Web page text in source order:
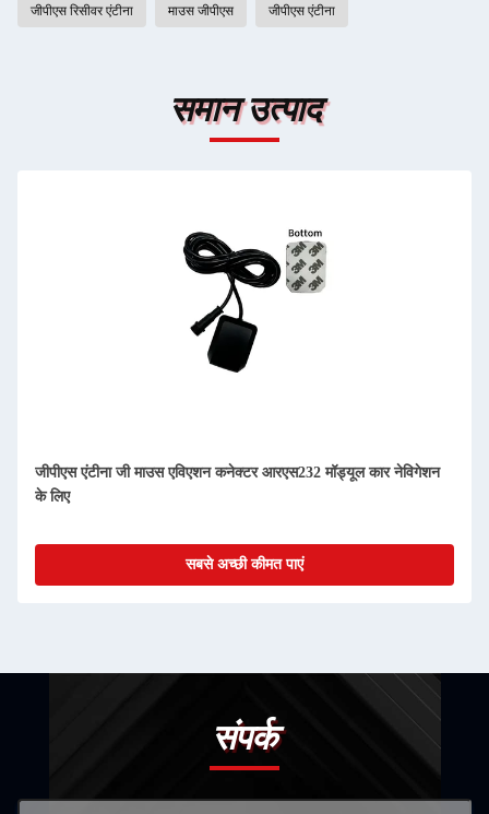
जीपीएस रिसीवर एंटीना माउस जीपीएस जीपीएस एंटीना
समान उत्पाद
कार नेविगेशन
जीपीएस रिसीवर एंटीना जी-माउस वाहन पोजिशनिंग के लिए
सबसे अच्छी कीमत पाएं
संपर्क